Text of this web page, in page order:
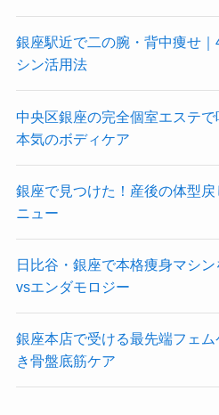
銀座駅近で二の腕・背中痩せ
シン活用法
中央区銀座の完全個室エステ
本気のボディケア
銀座で見つけた！産後の体型
ニュー
日比谷・銀座で本格痩身マシ
vsエンダモロジー
銀座本店で受ける最先端フェ
き骨盤底筋ケア